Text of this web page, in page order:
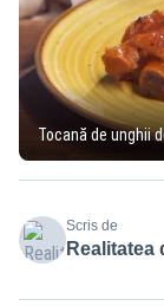
Tocană de unghii
Scris de
Realitatea